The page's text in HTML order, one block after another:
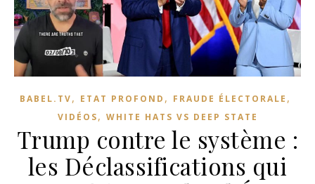
BABEL.TV, ETAT PROFOND , FRAUDE ÉLECTORALE ,
VIDÉOS, WHITE HATS VS DEEP STATE
Trump contre le système :
les Déclassifications qui